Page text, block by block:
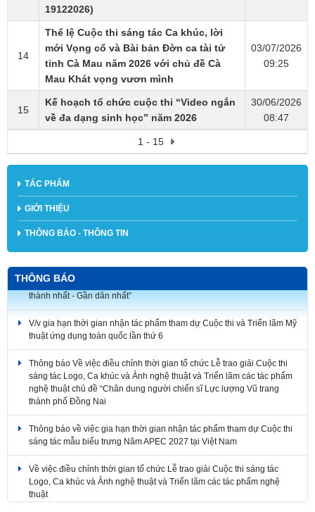
19122026)
14
Thể lệ Cuộc thi sáng tác Ca khúc, lời
mới Vọng cổ và Bài bản Đờn ca tài tử
tỉnh Cà Mau năm 2026 với chủ đề Cà
Mau Khát vọng vươn mình
03/07/2026
09:25
15
Kế hoạch tổ chức cuộc thi “Video ngắn
về đa dạng sinh học” năm 2026
30/06/2026
08:47
1 - 15
TÁC PHẨM
GIỚI THIỆU
THÔNG BÁO - THÔNG TIN
THÔNG BÁO
V/v triển khai tham gia Cuộc thi ảnh nghệ thuật và Cuộc thi vẽ tranh cổ
động hưởng ứng phong trào thi đua “Ba nhất: Kỷ luật nhất - Trung
thành nhất - Gần dân nhất”
V/v gia hạn thời gian nhận tác phẩm tham dự Cuộc thi và Triển lãm Mỹ
thuật ứng dụng toàn quốc lần thứ 6
Thông báo Về việc điều chỉnh thời gian tổ chức Lễ trao giải Cuộc thi
sáng tác Logo, Ca khúc và Ảnh nghệ thuật và Triển lãm các tác phẩm
nghệ thuật chủ đề “Chân dung người chiến sĩ Lực lượng Vũ trang
thành phố Đồng Nai
Thông báo về việc gia hạn thời gian nhận tác phẩm tham dự Cuộc thi
sáng tác mẫu biểu trưng Năm APEC 2027 tại Việt Nam
Về việc điều chỉnh thời gian tổ chức Lễ trao giải Cuộc thi sáng tác
Logo, Ca khúc và Ảnh nghệ thuật và Triển lãm các tác phẩm nghệ
thuật